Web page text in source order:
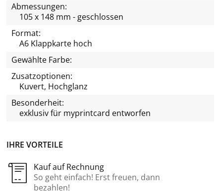
IHRE VORTEILE
Kauf auf Rechnung
So geht einfach! Erst freuen, dann
bezahlen!
Abmessungen:
105 x 148 mm - geschlossen
Format:
A6 Klappkarte hoch
Gewählte Farbe:
Zusatzoptionen:
Kuvert, Hochglanz
Besonderheit:
exklusiv für myprintcard entworfen